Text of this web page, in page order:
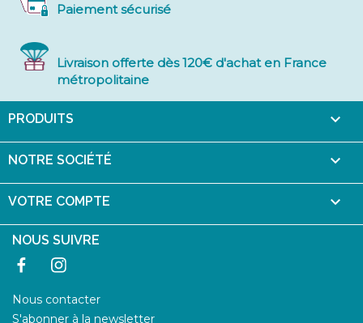
Paiement sécurisé
Livraison offerte dès 120€ d'achat en France
métropolitaine
PRODUITS 
NOTRE SOCIÉTÉ 
VOTRE COMPTE 
NOUS SUIVRE
Facebook
Nous contacter
S'abonner à la newsletter